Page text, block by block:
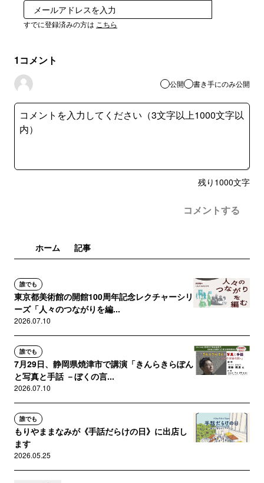
すでに登録済みの方は こちら
1 コメント
公開 書き手にのみ公開
残り 1000文字
コメントする
ホーム 記事
誰でも
東京都美術館の開館100周年記念レクチャーシリ
ーズ「人々のつながりを編...
2026.07.10
誰でも
7月29日、静岡県焼津市で講演「きんらきらぽん
と写真と手話 －ぼくの言...
2026.07.10
誰でも
もりやままなみが《手話だらけの日》に出店し
ます
2026.05.25